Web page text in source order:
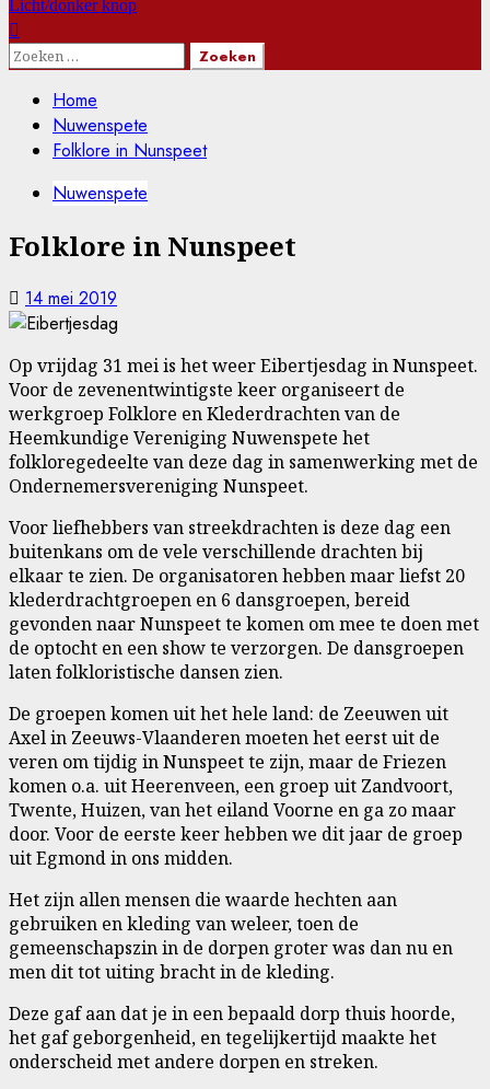
Licht/donker knop
Zoeken
Home
Nuwenspete
Folklore in Nunspeet
Nuwenspete
Folklore in Nunspeet
14 mei 2019
Op vrijdag 31 mei is het weer Eibertjesdag in Nunspeet.
Voor de zevenentwintigste keer organiseert de
werkgroep Folklore en Klederdrachten van de
Heemkundige Vereniging Nuwenspete het
folkloregedeelte van deze dag in samenwerking met de
Ondernemersvereniging Nunspeet.
Voor liefhebbers van streekdrachten is deze dag een
buitenkans om de vele verschillende drachten bij
elkaar te zien. De organisatoren hebben maar liefst 20
klederdrachtgroepen en 6 dansgroepen, bereid
gevonden naar Nunspeet te komen om mee te doen met
de optocht en een show te verzorgen. De dansgroepen
laten folkloristische dansen zien.
De groepen komen uit het hele land: de Zeeuwen uit
Axel in Zeeuws-Vlaanderen moeten het eerst uit de
veren om tijdig in Nunspeet te zijn, maar de Friezen
komen o.a. uit Heerenveen, een groep uit Zandvoort,
Twente, Huizen, van het eiland Voorne en ga zo maar
door. Voor de eerste keer hebben we dit jaar de groep
uit Egmond in ons midden.
Het zijn allen mensen die waarde hechten aan
gebruiken en kleding van weleer, toen de
gemeenschapszin in de dorpen groter was dan nu en
men dit tot uiting bracht in de kleding.
Deze gaf aan dat je in een bepaald dorp thuis hoorde,
het gaf geborgenheid, en tegelijkertijd maakte het
onderscheid met andere dorpen en streken.